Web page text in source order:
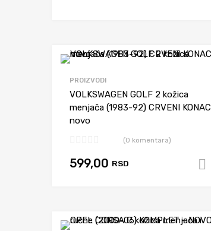
PROIZVODI
VOLKSWAGEN GOLF 2 kožica
menjača (1983-92) CRVENI KONAC
novo
(0 komentara)
599,00 RSD